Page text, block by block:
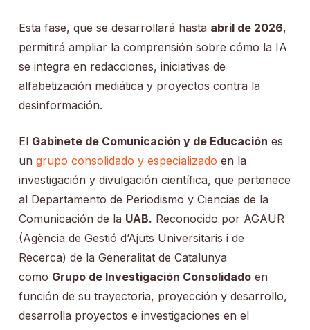
Esta fase, que se desarrollará hasta abril de 2026,
permitirá ampliar la comprensión sobre cómo la IA
se integra en redacciones, iniciativas de
alfabetización mediática y proyectos contra la
desinformación.
El Gabinete de Comunicación y de Educación es
un grupo consolidado y especializado en la
investigación y divulgación científica, que pertenece
al Departamento de Periodismo y Ciencias de la
Comunicación de la UAB. Reconocido por AGAUR
(Agència de Gestió d’Ajuts Universitaris i de
Recerca) de la Generalitat de Catalunya
como Grupo de Investigación Consolidadoen
función de su trayectoria, proyección y desarrollo,
desarrolla proyectos e investigaciones en el